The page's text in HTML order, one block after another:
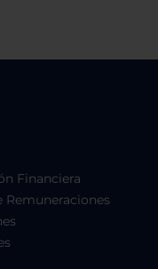
Financiera